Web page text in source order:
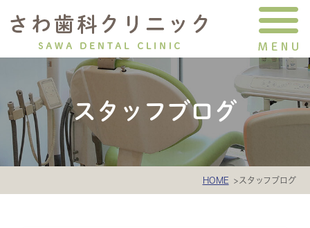
スタッフブログ
HOME スタッフブログ